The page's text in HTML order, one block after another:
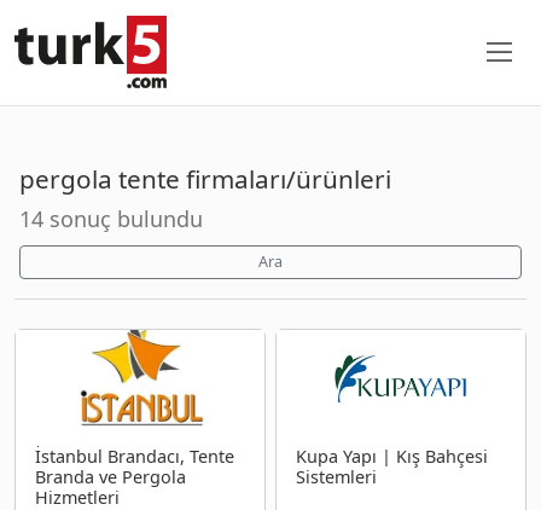
pergola tente firmaları/ürünleri
14 sonuç bulundu
Ara
İstanbul Brandacı, Tente
Branda ve Pergola
Hizmetleri
Kupa Yapı | Kış Bahçesi
Sistemleri